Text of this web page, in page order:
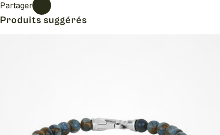
Partager
Produits suggérés